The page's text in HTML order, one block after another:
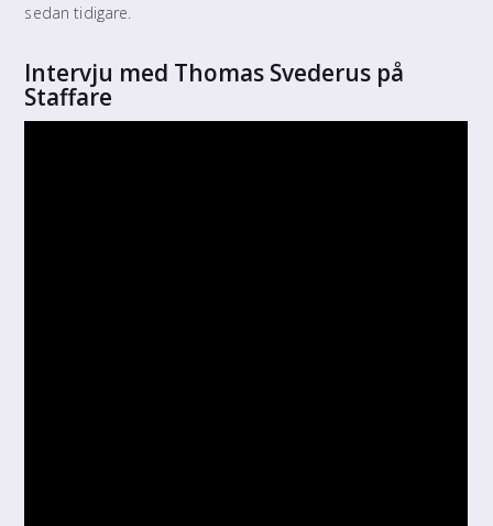
sedan tidigare.
Intervju med Thomas Svederus på
Staffare